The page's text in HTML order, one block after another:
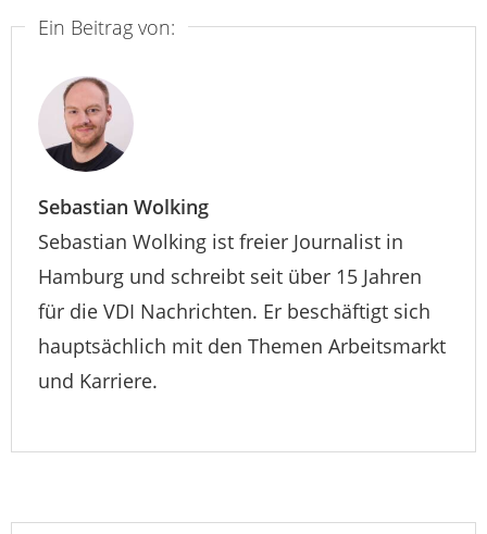
Ein Beitrag von:
Sebastian Wolking
Sebastian Wolking ist freier Journalist in
Hamburg und schreibt seit über 15 Jahren
für die VDI Nachrichten. Er beschäftigt sich
hauptsächlich mit den Themen Arbeitsmarkt
und Karriere.